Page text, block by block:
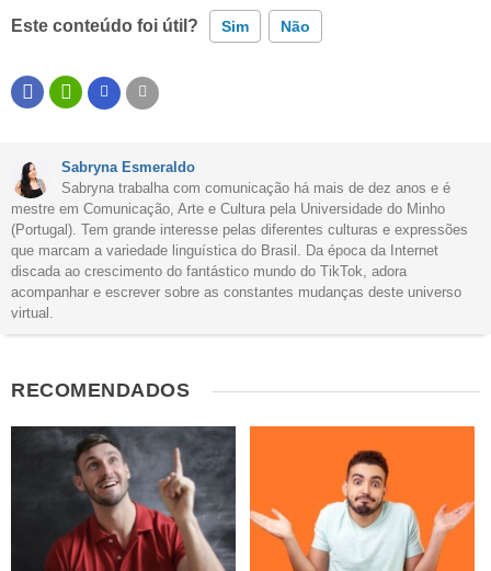
Este conteúdo foi útil? Sim Não
Este conteúdo contém informação incorreta
Outro
Sabryna Esmeraldo
Sabryna trabalha com comunicação há mais de dez anos e é
mestre em Comunicação, Arte e Cultura pela Universidade do Minho
(Portugal). Tem grande interesse pelas diferentes culturas e expressões
que marcam a variedade linguística do Brasil. Da época da Internet
discada ao crescimento do fantástico mundo do TikTok, adora
acompanhar e escrever sobre as constantes mudanças deste universo
virtual.
RECOMENDADOS